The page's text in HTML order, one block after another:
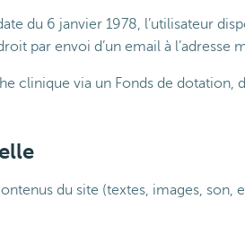
du 6 janvier 1978, l’utilisateur
par envoi d’un email à
clinique via un Fonds de
du site (textes, images,